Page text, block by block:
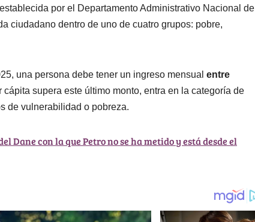
por el Departamento Administrativo Nacional de
ciudadano dentro de uno de cuatro grupos: pobre,
una persona debe tener un ingreso mensual entre
cápita supera este último monto, entra en la categoría de
de vulnerabilidad o pobreza.
Dane con la que Petro no se ha metido y está desde el